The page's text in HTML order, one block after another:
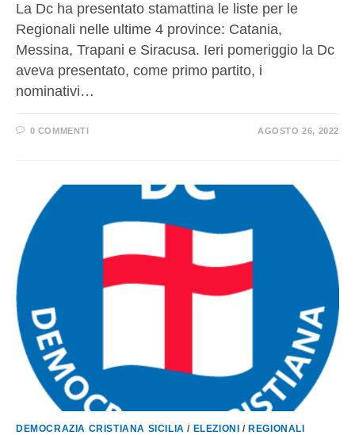
La Dc ha presentato stamattina le liste per le
Regionali nelle ultime 4 province: Catania,
Messina, Trapani e Siracusa. Ieri pomeriggio la Dc
aveva presentato, come primo partito, i
nominativi…
0 COMMENTI AGOSTO 26, 2022
DEMOCRAZIA CRISTIANA SICILIA / ELEZIONI / REGIONALI